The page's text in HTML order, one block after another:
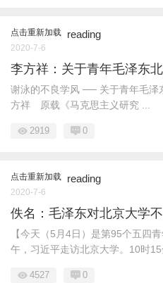
点击重新加载 reading
2020-7-6
李方祥：关于青年毛泽东
谢泳的不良学风 ── 关于青年毛泽
方祥 原载《马克思主义研究 ...
2919 0
点击重新加载 reading
2020-7-6
佚名：毛泽东对北京大学
【今天（5月4日）是第95个五四
午，习近平走访北京大学。10时15
4527 0